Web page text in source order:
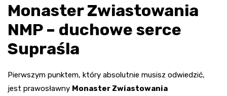
Monaster Zwiastowania
NMP – duchowe serce
Supraśla
Pierwszym punktem, który absolutnie musisz odwiedzić,
jest prawosławny Monaster Zwiastowania